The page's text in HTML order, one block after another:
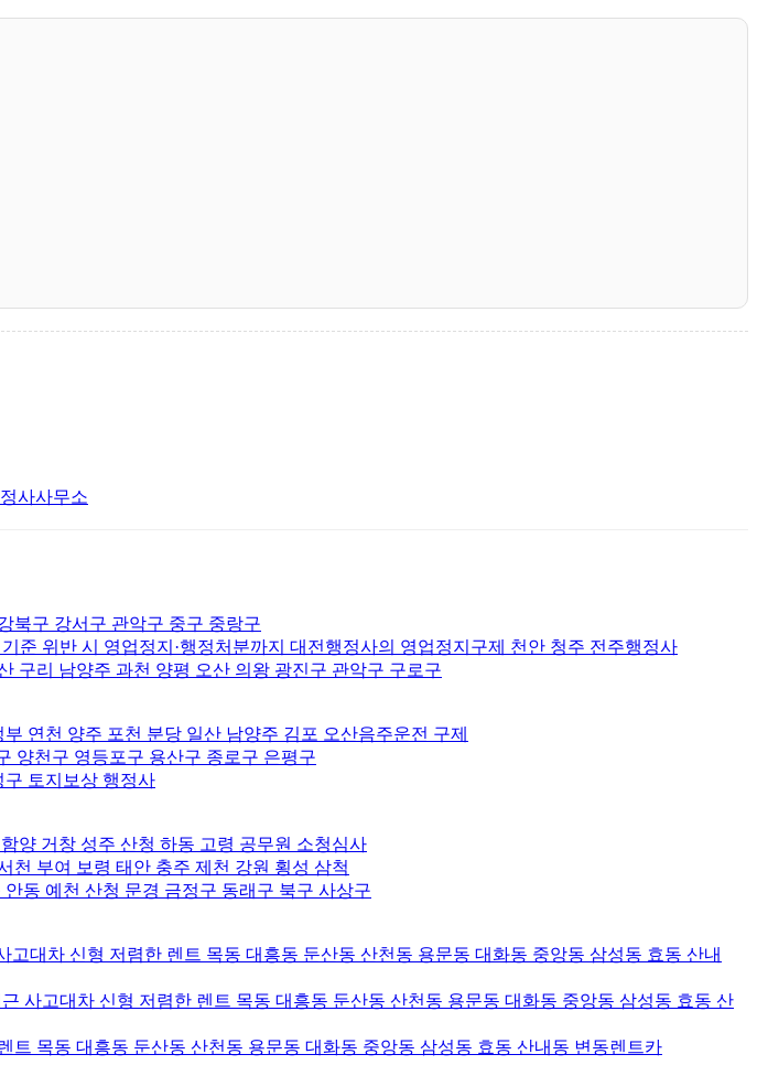
북구 강서구 관악구 중구 중랑구
준 위반 시 영업정지·행정처분까지 대전행정사의 영업정지구제 천안 청주 전주행정사
구리 남양주 과천 양평 오산 의왕 광진구 관악구 구로구
연천 양주 포천 분당 일산 남양주 김포 오산음주운전 구제
양천구 영등포구 용산구 종로구 은평구
토지보상 행정사
양 거창 성주 산청 하동 고령 공무원 소청심사
천 부여 보령 태안 충주 제천 강원 횡성 삼척
동 예천 산청 문경 금정구 동래구 북구 사상구
대차 신형 저렴한 렌트 목동 대흥동 둔산동 산천동 용문동 대화동 중앙동 삼성동 효동 산내
사고대차 신형 저렴한 렌트 목동 대흥동 둔산동 산천동 용문동 대화동 중앙동 삼성동 효동 산
목동 대흥동 둔산동 산천동 용문동 대화동 중앙동 삼성동 효동 산내동 변동렌트카